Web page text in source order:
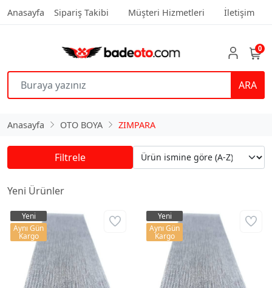
Anasayfa Sipariş Takibi Müşteri Hizmetleri İletişim
ARA
0
Anasayfa OTO BOYA ZIMPARA
Filtrele
Yeni Ürünler
Yeni
Aynı Gün
Kargo
Yeni
Aynı Gün
Kargo